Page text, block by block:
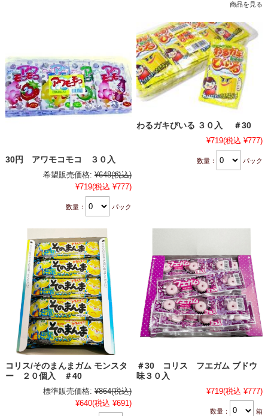
商品を見る
30円 アワモコモコ ３０入
希望販売価格: ¥648(税込)
¥719(税込 ¥777)
数量： パック
わるガキびいる ３０入 ＃30
¥719(税込 ¥777)
数量： パック
コリス/そのまんまガム モンスタ
ー ２０個入 ＃40
標準販売価格: ¥864(税込)
¥640(税込 ¥691)
＃30 コリス フエガム ブドウ
味３０入
¥719(税込 ¥777)
数量： 箱